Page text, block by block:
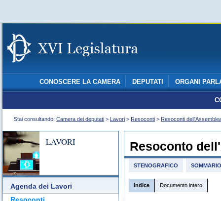
CONOSCERE LA CAMERA DEPUTATI ORGANI
Stai consultando: Camera dei deputati > Lavori > Resoconti > Resoconti
LAVORI
Agenda dei Lavori
Resoconto
STENOGRAFICO SOMMARIO
Indice Documento intero